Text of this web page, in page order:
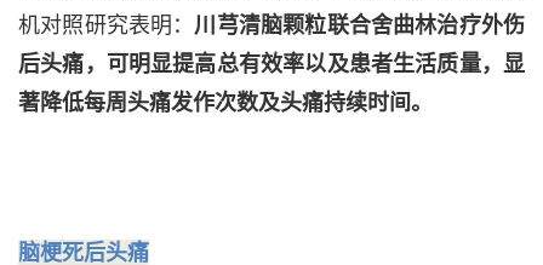
机对照研究表明 ： 川芎清脑颗粒联合舍曲林治疗外伤
后头痛， 可明显提高总有效率以及患者生活质量，显
著降低每周头痛发作次数及头痛持续时间。
脑梗死后头痛